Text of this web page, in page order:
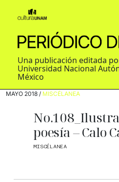
Una publicación editada
Universidad Nacional
México
MAYO 2018 / MISCÉLANEA
poesía – Calo
MISCÉLANEA